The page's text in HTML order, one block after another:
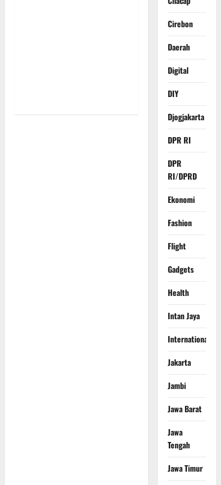
Cirebon
Daerah
Digital
DIY
Djogjakarta
DPR RI
DPR
RI/DPRD
Ekonomi
Fashion
Flight
Gadgets
Health
Intan Jaya
International
Jakarta
Jambi
Jawa Barat
Jawa
Tengah
Jawa Timur